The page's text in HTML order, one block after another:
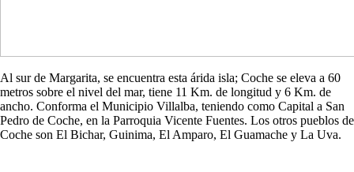
Al sur de Margarita, se encuentra esta árida isla; Coche se eleva a 60
metros sobre el nivel del mar, tiene 11 Km. de longitud y 6 Km. de
ancho. Conforma el Municipio Villalba, teniendo como Capital a San
Pedro de Coche, en la Parroquia Vicente Fuentes. Los otros pueblos de
Coche son El Bichar, Guinima, El Amparo, El Guamache y La Uva.